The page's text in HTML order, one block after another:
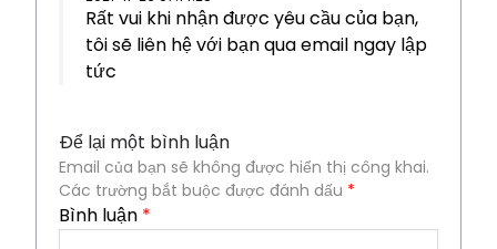
Rất vui khi nhận được yêu cầu của bạn,
tôi sẽ liên hệ với bạn qua email ngay lập
tức
Để lại một bình luận
Email của bạn sẽ không được hiển thị công khai.
Các trường bắt buộc được đánh dấu *
Bình luận *